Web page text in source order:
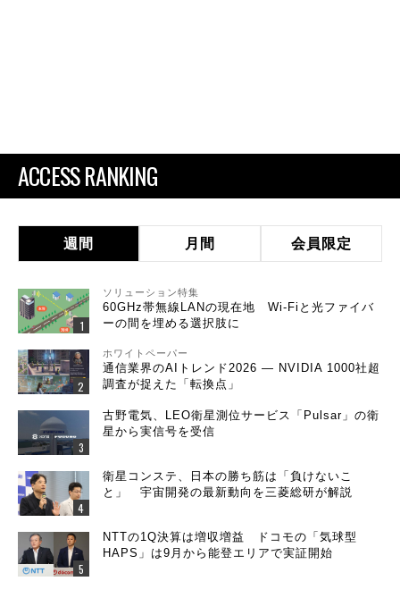
ACCESS RANKING
週間 月間 会員限定
ソリューション特集
60GHz帯無線LANの現在地 Wi-Fiと光ファイバ
ーの間を埋める選択肢に
ホワイトペーパー
通信業界のAIトレンド2026 ― NVIDIA 1000社超
調査が捉えた「転換点」
古野電気、LEO衛星測位サービス「Pulsar」の衛
星から実信号を受信
衛星コンステ、日本の勝ち筋は「負けないこ
と」 宇宙開発の最新動向を三菱総研が解説
NTTの1Q決算は増収増益 ドコモの「気球型
HAPS」は9月から能登エリアで実証開始